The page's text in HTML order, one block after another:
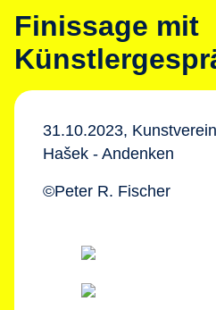
Finissage mit
31.10.2023,
Hašek - Andenken
©Peter R. Fischer